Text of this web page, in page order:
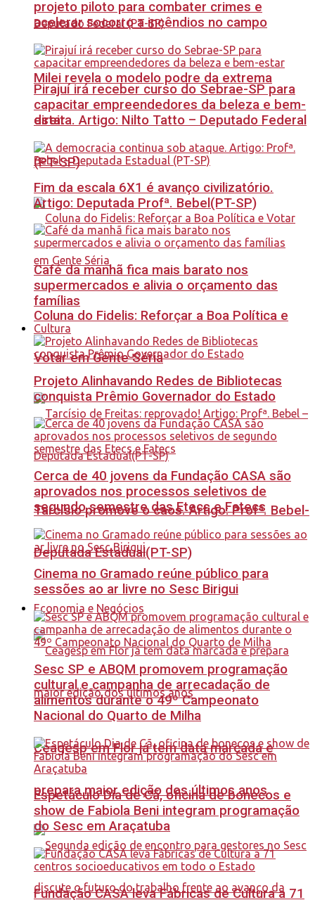
Milei revela o modelo podre da extrema
direita. Artigo: Nilto Tatto – Deputado Federal
(PT-SP)
Coluna do Fidelis: Reforçar a Boa Política e
Votar em Gente Séria
Tarcísio promove o caos. Artigo: Profª. Bebel-
Deputada Estadual(PT-SP)
Economia e Negócios
Ceagesp em Flor já tem data marcada e
prepara maior edição dos últimos anos
projeto piloto para combater crimes e
acelerar socorro a incêndios no campo
Pirajuí irá receber curso do Sebrae-SP para
capacitar empreendedores da beleza e bem-
estar
Fim da escala 6X1 é avanço civilizatório.
Artigo: Deputada Profª. Bebel(PT-SP)
Café da manhã fica mais barato nos
supermercados e alivia o orçamento das
famílias
Cultura
Projeto Alinhavando Redes de Bibliotecas
conquista Prêmio Governador do Estado
Cerca de 40 jovens da Fundação CASA são
aprovados nos processos seletivos de
segundo semestre das Etecs e Fatecs
Cinema no Gramado reúne público para
sessões ao ar livre no Sesc Birigui
Sesc SP e ABQM promovem programação
cultural e campanha de arrecadação de
alimentos durante o 49º Campeonato
Nacional do Quarto de Milha
Espetáculo Dia de Cã, oficina de bonecos e
show de Fabiola Beni integram programação
do Sesc em Araçatuba
Fundação CASA leva Fábricas de Cultura a 71